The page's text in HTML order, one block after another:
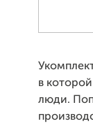
в
люди.